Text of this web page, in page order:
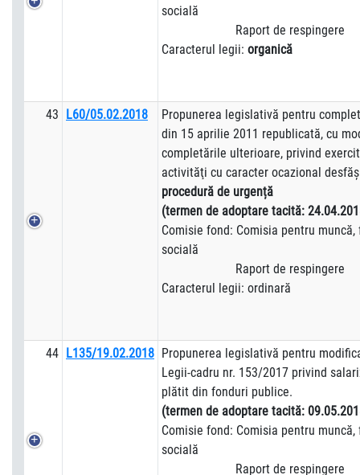
socială
Raport de respingere
Caracterul legii: organică
43 L60/05.02.2018
Propunerea legislativă pentru
din 15 aprilie 2011 republicată, cu
completările ulterioare, privind
activităţi cu caracter ocazional
procedură de urgență
(termen de adoptare tacită:
Comisie fond: Comisia pentru
socială
Raport de respingere
Caracterul legii: ordinară
44 L135/19.02.2018 Propunerea legislativă pentru
Legii-cadru nr. 153/2017 privind
plătit din fonduri publice.
(termen de adoptare tacită:
Comisie fond: Comisia pentru
socială
Raport de respingere